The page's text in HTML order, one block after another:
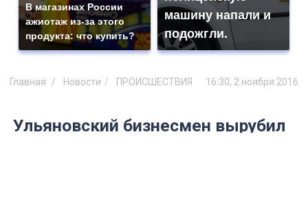
В магазинах России
ажиотаж из-за этого
продукта: что купить?
машину напали и
подожгли.
Главная Новости ПРОИСШЕСТВИЯ 16:30, 2 ноября 2016
Ульяновский бизнесмен вырубил